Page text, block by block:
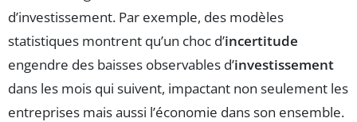
d’investissement. Par exemple, des modèles
statistiques montrent qu’un choc d’incertitude
engendre des baisses observables d’investissement
dans les mois qui suivent, impactant non seulement les
entreprises mais aussi l’économie dans son ensemble.